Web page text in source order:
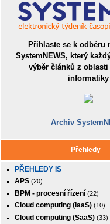
Přihlaste se k odběru
SystemNEWS, který
výběr článků z
informatiky
Archiv
Přehledy
PŘEHLEDY IS
APS (20)
BPM - procesní řízení (22)
Cloud computing (IaaS) (10)
Cloud computing (SaaS) (33)